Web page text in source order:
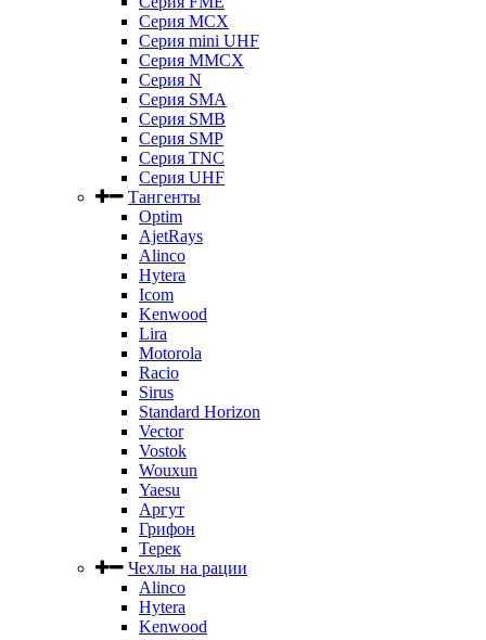
Серия MCX
Серия mini UHF
Серия MMCX
Серия N
Серия SMA
Серия SMB
Серия SMP
Серия TNC
Серия UHF
Тангенты
Optim
AjetRays
Alinco
Hytera
Icom
Kenwood
Lira
Motorola
Racio
Sirus
Standard Horizon
Vector
Vostok
Wouxun
Yaesu
Аргут
Грифон
Терек
Чехлы на рации
Alinco
Hytera
Kenwood